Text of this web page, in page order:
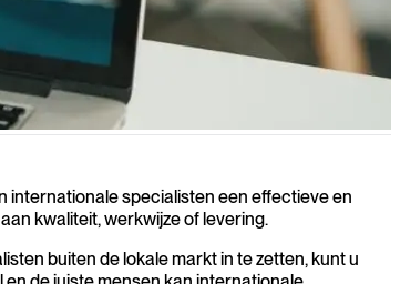
ervaren specialisten uit Oost‑Europa en
internationale specialisten een effectieve en
kwaliteit, werkwijze of levering.
buiten de lokale markt in te zetten, kunt u